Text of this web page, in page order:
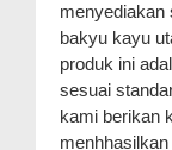
menyediakan
bakyu kayu
produk ini
sesuai
kami berikan